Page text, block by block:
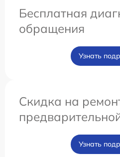
Бесплатная
обращения
Узнать
Скидка на
Узнать